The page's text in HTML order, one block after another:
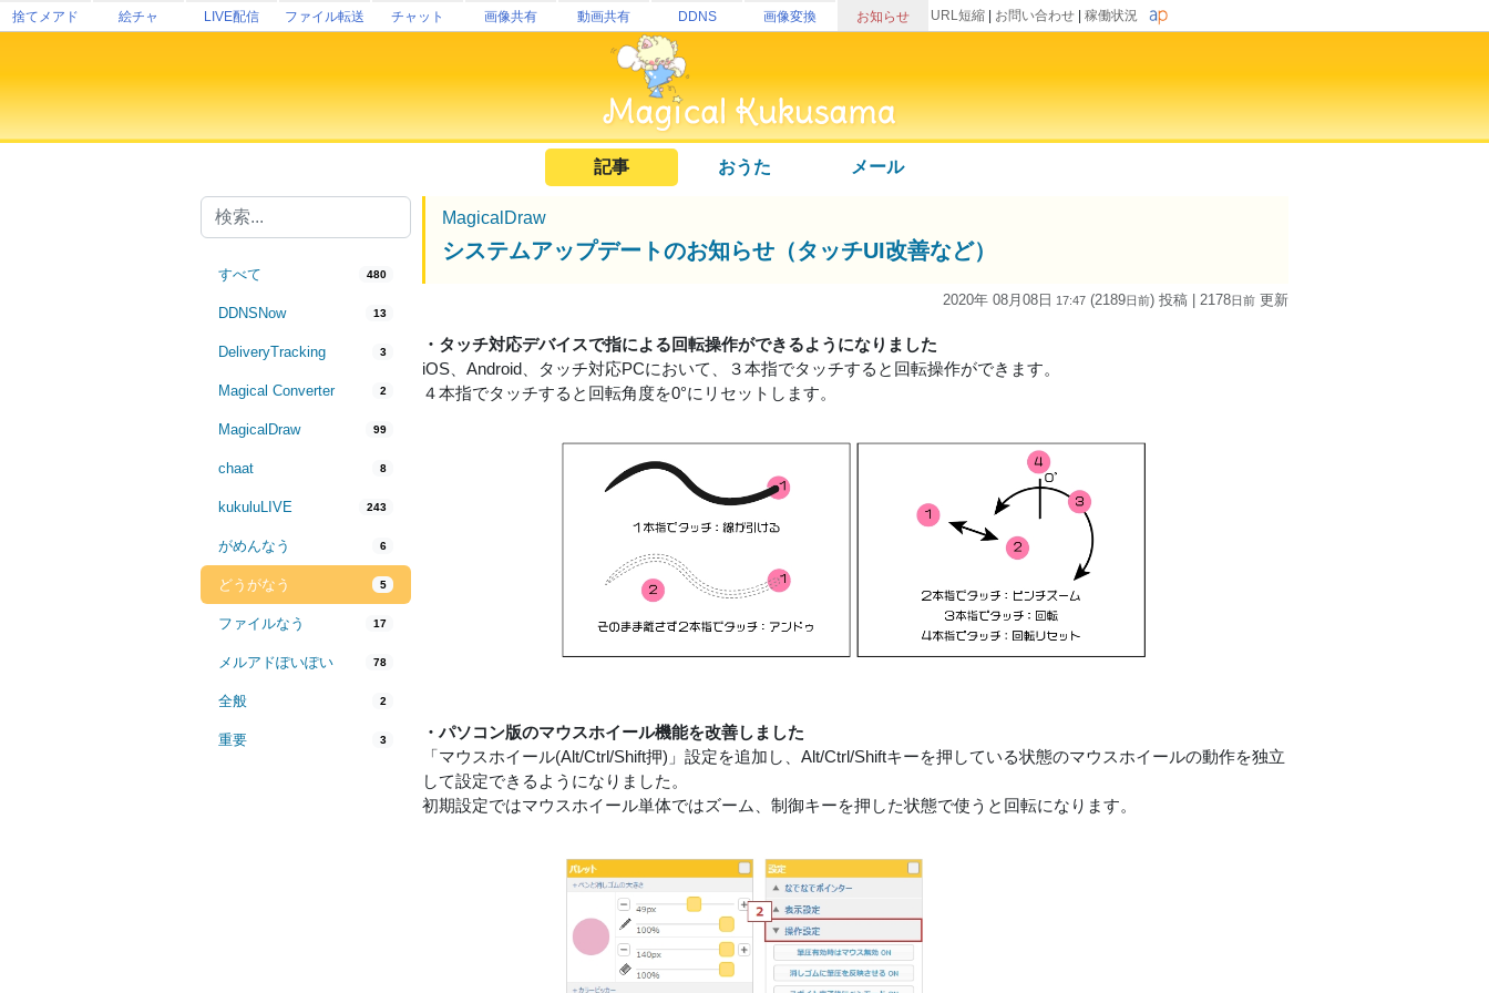
捨てメアド 絵チャ LIVE配信 ファイル転送 チャット 画像共有 動画共有 DDNS 画像変換 お知らせ URL短縮 お問い合わせ 稼働状況
記事 おうた メール
すべて 480
DDNSNow 13
DeliveryTracking 3
Magical Converter 2
MagicalDraw 99
chaat 8
kukuluLIVE 243
がめんなう 6
どうがなう 5
ファイルなう 17
メルアドぽいぽい 78
全般 2
重要 3
MagicalDraw
システムアップデートのお知らせ（タッチUI改善など）
2020年 08月08日 17:47 (2189日前) 投稿 | 2178日前 更新
・タッチ対応デバイスで指による回転操作ができるようになりました
iOS、Android、タッチ対応PCにおいて、３本指でタッチすると回転操作ができます。
４本指でタッチすると回転角度を0°にリセットします。
・パソコン版のマウスホイール機能を改善しました
「マウスホイール(Alt/Ctrl/Shift押)」設定を追加し、Alt/Ctrl/Shiftキーを押している状態のマウスホイールの動作を独立
して設定できるようになりました。
初期設定ではマウスホイール単体ではズーム、制御キーを押した状態で使うと回転になります。